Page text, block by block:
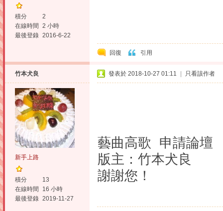
積分
2
在線時間
2 小時
最後登錄 2016-6-22
回復 引用
竹本犬良
新手上路
積分
13
在線時間
16 小時
最後登錄 2019-11-27
發表於 2018-10-27 01:11 只看該作者
藝曲高歌 申請論壇
版主：竹本犬良
謝謝您！